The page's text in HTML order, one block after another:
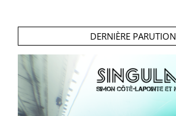
DERNIÈRE PARUTION